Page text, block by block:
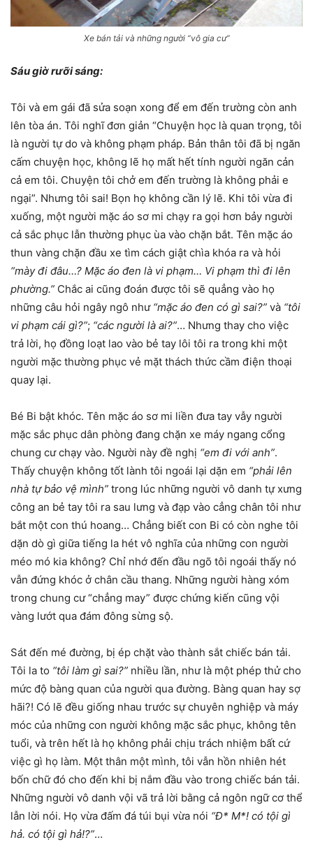
Xe bán tải và những người “vô gia cư”
Sáu giờ rưỡi sáng:
Tôi và em gái đã sửa soạn xong để em đến trường còn anh
lên tòa án. Tôi nghĩ đơn giản “Chuyện học là quan trọng, tôi
là người tự do và không phạm pháp. Bản thân tôi đã bị ngăn
cấm chuyện học, không lẽ họ mất hết tính người ngăn cản
cả em tôi. Chuyện tôi chở em đến trường là không phải e
ngại”. Nhưng tôi sai! Bọn họ không cần lý lẽ. Khi tôi vừa đi
xuống, một người mặc áo sơ mi chạy ra gọi hơn bảy người
cả sắc phục lẫn thường phục ùa vào chặn bắt. Tên mặc áo
thun vàng chặn đầu xe tìm cách giật chìa khóa ra và hỏi
“mày đi đâu…? Mặc áo đen là vi phạm… Vi phạm thì đi lên
phường.” Chắc ai cũng đoán được tôi sẽ quẳng vào họ
những câu hỏi ngây ngô như “mặc áo đen có gì sai?” và “tôi
vi phạm cái gì?”; “các người là ai?”… Nhưng thay cho việc
trả lời, họ đồng loạt lao vào bẻ tay lôi tôi ra trong khi một
người mặc thường phục vẻ mặt thách thức cầm điện thoại
quay lại.
Bé Bi bật khóc. Tên mặc áo sơ mi liền đưa tay vẫy người
mặc sắc phục dân phòng đang chặn xe máy ngang cổng
chung cư chạy vào. Người này đề nghị “em đi với anh”.
Thấy chuyện không tốt lành tôi ngoái lại dặn em “phải lên
nhà tự bảo vệ mình” trong lúc những người vô danh tự xưng
công an bẻ tay tôi ra sau lưng và đạp vào cẳng chân tôi như
bắt một con thú hoang… Chẳng biết con Bi có còn nghe tôi
dặn dò gì giữa tiếng la hét vô nghĩa của những con người
méo mó kia không? Chỉ nhớ đến đầu ngõ tôi ngoái thấy nó
vẫn đứng khóc ở chân cầu thang. Những người hàng xóm
trong chung cư “chẳng may” được chứng kiến cũng vội
vàng lướt qua đám đông sừng sộ.
Sát đến mé đường, bị ép chặt vào thành sắt chiếc bán tải.
Tôi la to “tôi làm gì sai?” nhiều lần, như là một phép thử cho
mức độ bàng quan của người qua đường. Bàng quan hay sợ
hãi?! Có lẽ đều giống nhau trước sự chuyên nghiệp và máy
móc của những con người không mặc sắc phục, không tên
tuổi, và trên hết là họ không phải chịu trách nhiệm bất cứ
việc gì họ làm. Một thân một mình, tôi vẫn hồn nhiên hét
bốn chữ đó cho đến khi bị nắm đầu vào trong chiếc bán tải.
Những người vô danh vội vã trả lời bằng cả ngôn ngữ cơ thể
lẫn lời nói. Họ vừa đấm đá túi bụi vừa nói “Đ* M*! có tội gì
hả. có tội gì hả!?”…